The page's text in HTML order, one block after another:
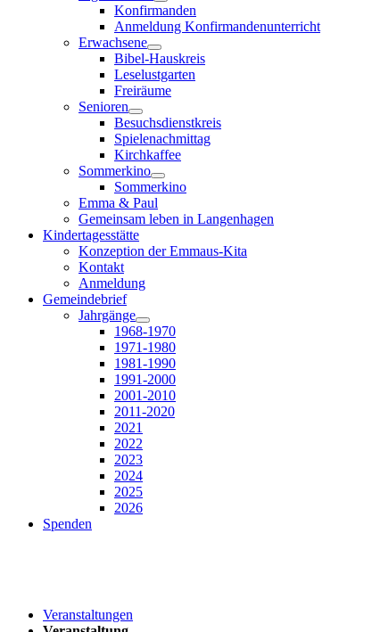
Konfirmanden
Anmeldung Konfirmandenunterricht
Erwachsene
Bibel-Hauskreis
Leselustgarten
Freiräume
Senioren
Besuchsdienstkreis
Spielenachmittag
Kirchkaffee
Sommerkino
Sommerkino
Emma & Paul
Gemeinsam leben in Langenhagen
Kindertagesstätte
Konzeption der Emmaus-Kita
Kontakt
Anmeldung
Gemeindebrief
Jahrgänge
1968-1970
1971-1980
1981-1990
1991-2000
2001-2010
2011-2020
2021
2022
2023
2024
2025
2026
Spenden
Veranstaltungen